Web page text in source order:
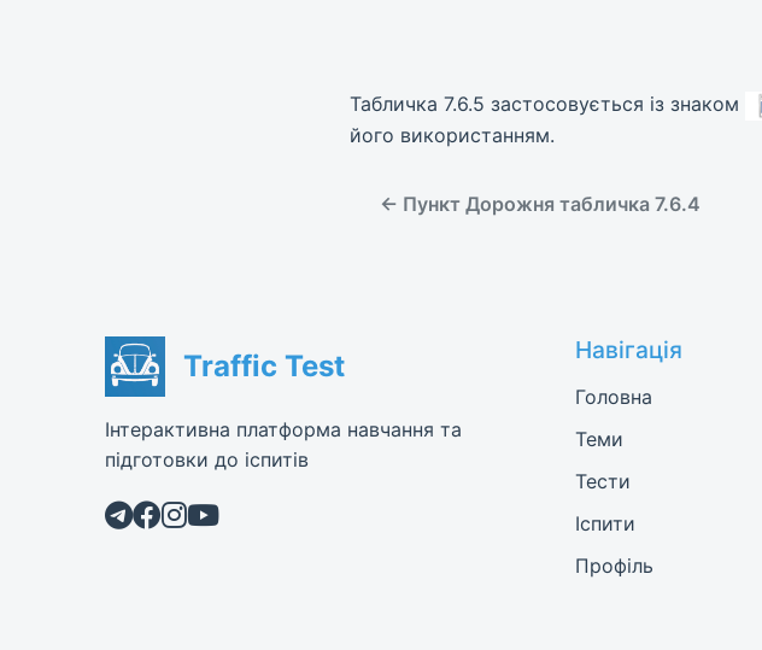
Табличка 7.6.5 застосовується із знаком
його використанням.
← Пункт Дорожня табличка 7.6.4
Traffic Test
Інтерактивна платформа навчання та
підготовки до іспитів
Навігація
Головна
Теми
Тести
Іспити
Профіль